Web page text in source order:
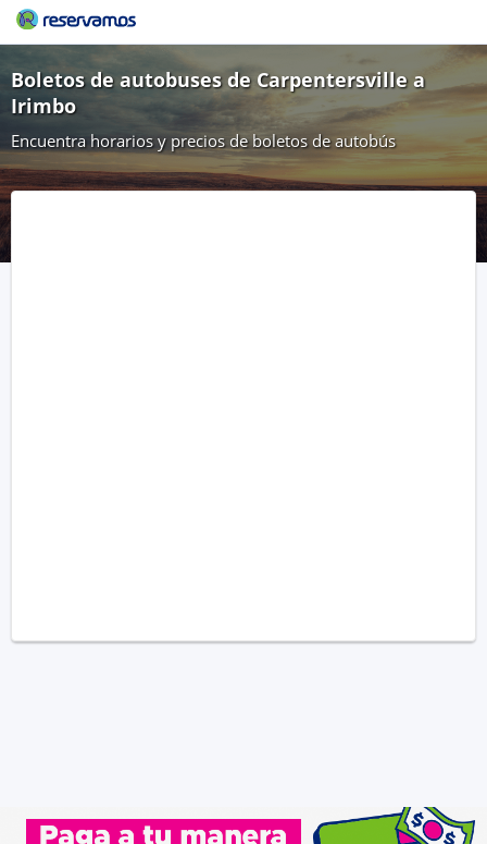
Boletos de autobuses de Carpentersville a
Irimbo
Encuentra horarios y precios de boletos de autobús